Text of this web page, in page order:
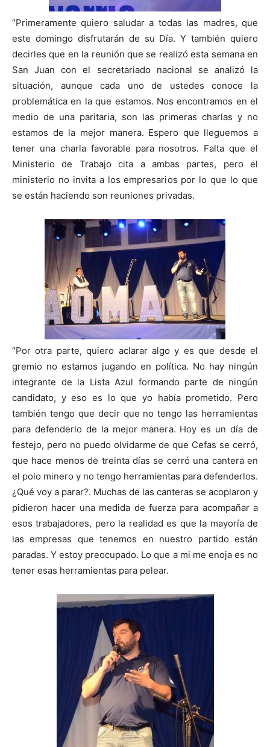
“Primeramente quiero saludar a todas las madres, que
este domingo disfrutarán de su Día. Y también quiero
decirles que en la reunión que se realizó esta semana en
San Juan con el secretariado nacional se analizó la
situación, aunque cada uno de ustedes conoce la
problemática en la que estamos. Nos encontramos en el
medio de una paritaria, son las primeras charlas y no
estamos de la mejor manera. Espero que lleguemos a
tener una charla favorable para nosotros. Falta que el
Ministerio de Trabajo cita a ambas partes, pero el
ministerio no invita a los empresarios por lo que lo que
se están haciendo son reuniones privadas.
“Por otra parte, quiero aclarar algo y es que desde el
gremio no estamos jugando en política. No hay ningún
integrante de la Lista Azul formando parte de ningún
candidato, y eso es lo que yo había prometido. Pero
también tengo que decir que no tengo las herramientas
para defenderlo de la mejor manera. Hoy es un día de
festejo, pero no puedo olvidarme de que Cefas se cerró,
que hace menos de treinta días se cerró una cantera en
el polo minero y no tengo herramientas para defenderlos.
¿Qué voy a parar?. Muchas de las canteras se acoplaron y
pidieron hacer una medida de fuerza para acompañar a
esos trabajadores, pero la realidad es que la mayoría de
las empresas que tenemos en nuestro partido están
paradas. Y estoy preocupado. Lo que a mi me enoja es no
tener esas herramientas para pelear.